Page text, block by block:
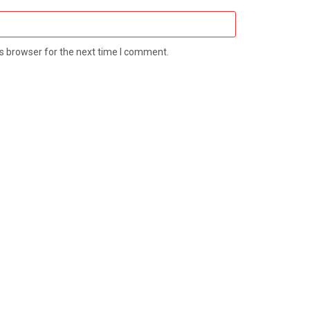
browser for the next time I comment.